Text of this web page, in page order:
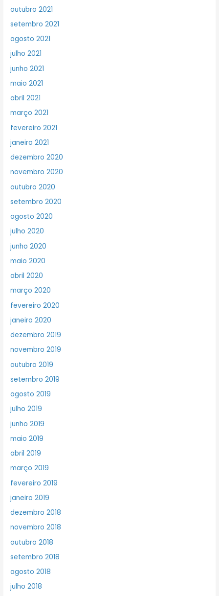
outubro 2021
setembro 2021
agosto 2021
julho 2021
junho 2021
maio 2021
abril 2021
março 2021
fevereiro 2021
janeiro 2021
dezembro 2020
novembro 2020
outubro 2020
setembro 2020
agosto 2020
julho 2020
junho 2020
maio 2020
abril 2020
março 2020
fevereiro 2020
janeiro 2020
dezembro 2019
novembro 2019
outubro 2019
setembro 2019
agosto 2019
julho 2019
junho 2019
maio 2019
abril 2019
março 2019
fevereiro 2019
janeiro 2019
dezembro 2018
novembro 2018
outubro 2018
setembro 2018
agosto 2018
julho 2018